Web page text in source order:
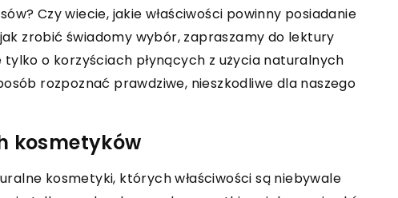
Czy wiecie, jakie właściwości powinny posiadanie
zrobić świadomy wybór, zapraszamy do lektury
tylko o korzyściach płynących z użycia naturalnych
rozpoznać prawdziwe, nieszkodliwe dla naszego
kosmetyków
kosmetyki, których właściwości są niebywale